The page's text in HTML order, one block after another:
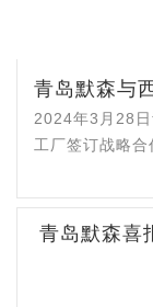
青岛默森与
2024年3月28
工厂签订战略合